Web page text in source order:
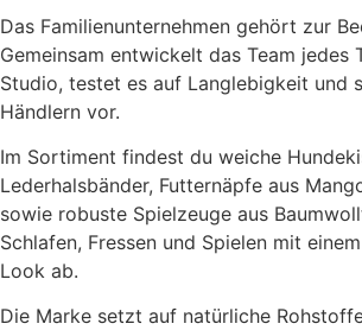
Das Familienunternehmen gehört zur
Gemeinsam entwickelt das Team jedes
Studio, testet es auf Langlebigkeit und
Händlern vor.
Im Sortiment findest du weiche
Lederhalsbänder, Futter­näpfe aus
sowie robuste Spielzeuge aus
Schlafen, Fressen und Spielen mit
Look ab.
Die Marke setzt auf natürliche